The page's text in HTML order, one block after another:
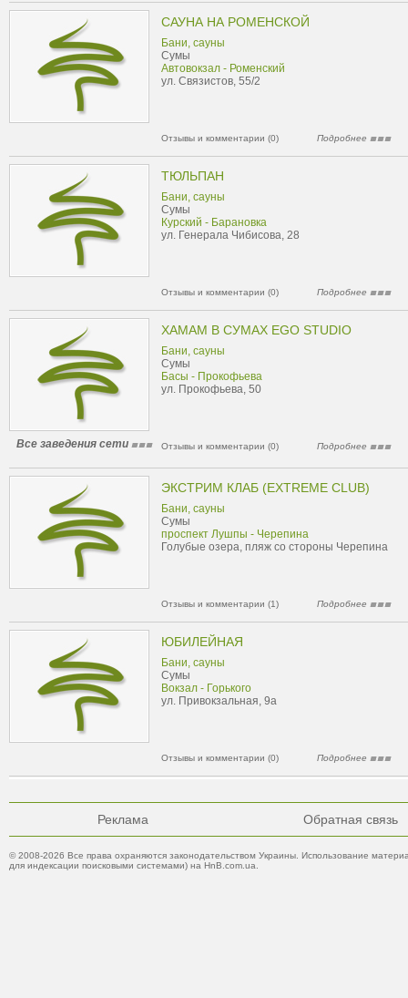
САУНА НА РОМЕНСКОЙ
Бани, сауны
Сумы
Автовокзал - Роменский
ул. Связистов, 55/2
Отзывы и комментарии (0) Подробнее
ТЮЛЬПАН
Бани, сауны
Сумы
Курский - Барановка
ул. Генерала Чибисова, 28
Отзывы и комментарии (0) Подробнее
ХАМАМ В СУМАХ EGO STUDIO
Бани, сауны
Сумы
Басы - Прокофьева
ул. Прокофьева, 50
Все заведения сети Отзывы и комментарии (0) Подробнее
ЭКСТРИМ КЛАБ (EXTREME CLUB)
Бани, сауны
Сумы
проспект Лушпы - Черепина
Голубые озера, пляж со стороны Черепина
Отзывы и комментарии (1) Подробнее
ЮБИЛЕЙНАЯ
Бани, сауны
Сумы
Вокзал - Горького
ул. Привокзальная, 9а
Отзывы и комментарии (0) Подробнее
Реклама Обратная связь
© 2008-2026 Все права охраняются законодательством Украины. Использование
для индексации поисковыми системами) на HnB.com.ua.